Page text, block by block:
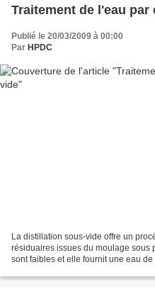
Traitement de l'eau
Publié le 20/03/2009 à 00:00
Par HPDC
La distillation sous-vide offre un
résiduaires issues du moulage sous
sont faibles et elle fournit une eau